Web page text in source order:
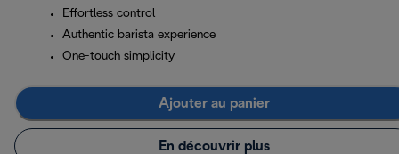
Effortless control
Authentic barista experience
One-touch simplicity
Ajouter au panier
En découvrir plus